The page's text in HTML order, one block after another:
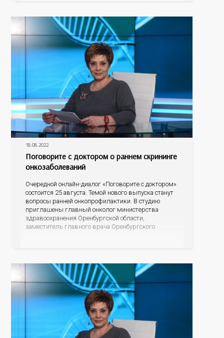
время диспансеризации определять опухоли
различных локализаций на ранних стадиях,
18.08.2022
Поговорите с доктором о раннем скрининге
онкозаболеваний
Очередной онлайн-диалог «Поговорите с доктором»
состоится 25 августа. Темой нового выпуска станут
вопросы ранней онкопрофилактики. В студию
приглашены главный онколог министерства
здравоохранения Оренбургской области,
заместитель главного врача Оренбургского
Разговор пойдет о профилактике онкологических
заболеваний, а именно о скрининговых